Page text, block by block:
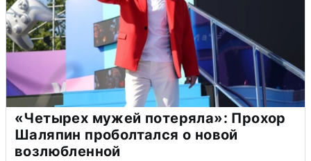
«Четырех мужей потеряла»: Прохор
Шаляпин проболтался о новой
возлюбленной